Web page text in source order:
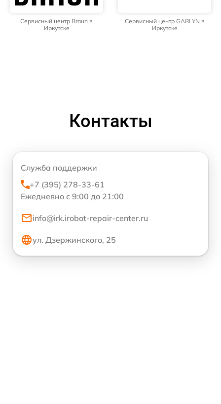
Сервисный центр Braun в
Иркутске
Сервисный центр GARLYN в
Иркутске
Контакты
Служба поддержки
+7 (395) 278-33-61
Ежедневно с 9:00 до 21:00
info@irk.irobot-repair-center.ru
ул. Дзержинского, 25